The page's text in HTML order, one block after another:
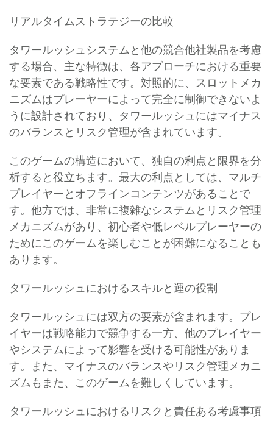
リアルタイムストラテジーの比較
タワールッシュシステムと他の競合他社製品を考慮
する場合、主な特徴は、各アプローチにおける重要
な要素である戦略性です。対照的に、スロットメカ
ニズムはプレーヤーによって完全に制御できないよ
うに設計されており、タワールッシュにはマイナス
のバランスとリスク管理が含まれています。
このゲームの構造において、独自の利点と限界を分
析すると役立ちます。最大の利点としては、マルチ
プレイヤーとオフラインコンテンツがあることで
す。他方では、非常に複雑なシステムとリスク管理
メカニズムがあり、初心者や低レベルプレーヤーの
ためにこのゲームを楽しむことが困難になることも
あります。
タワールッシュにおけるスキルと運の役割
タワールッシュには双方の要素が含まれます。プレ
イヤーは戦略能力で競争する一方、他のプレイヤー
やシステムによって影響を受ける可能性がありま
す。また、マイナスのバランスやリスク管理メカニ
ズムもまた、このゲームを難しくしています。
タワールッシュにおけるリスクと責任ある考慮事項